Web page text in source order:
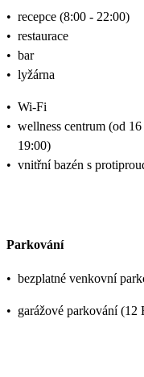
• recepce (8:00 - 22:00)
• restaurace
• bar
• lyžárna
• Wi-Fi
• wellness centrum (od
19:00)
• vnitřní bazén s
Parkování
• bezplatné venkovní
• garážové parkování (12